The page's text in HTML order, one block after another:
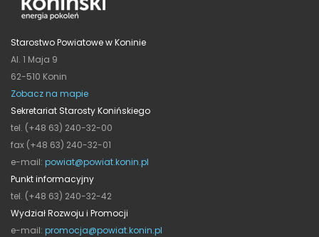
Starostwo Powiatowe w Koninie
Al. 1 Maja 9
62-510 Konin
Zobacz na mapie
Sekretariat Starosty Konińskiego
tel. (+48 63) 240-32-00
fax (+48 63) 240-32-01
e-mail: powiat@powiat.konin.pl
Punkt informacyjny
tel. (+48 63) 240-32-42
Wydział Rozwoju i Promocji
e-mail: promocja@powiat.konin.pl